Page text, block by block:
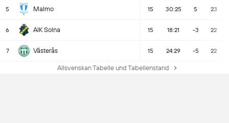
5 Malmo 15 30:25 5 23
6 AIK Solna 15 18:21 -3 22
7 Västerås 15 24:29 -5 22
Allsvenskan Tabelle und Tabellenstand